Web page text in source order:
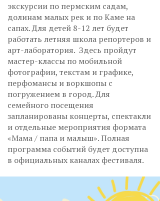
экскурсии по пермским садам,
долинам малых рек и по Каме на
сапах. Для детей 8-12 лет будет
работать летняя школа репортеров и
арт-лаборатория. Здесь пройдут
мастер-классы по мобильной
фотографии, текстам и графике,
перфомансы и воркшопы с
погружением в город. Для
семейного посещения
запланированы концерты, спектакли
и отдельные мероприятия формата
«Мама / папа и малыш». Полная
программа событий будет доступна
в официальных каналах фестиваля.